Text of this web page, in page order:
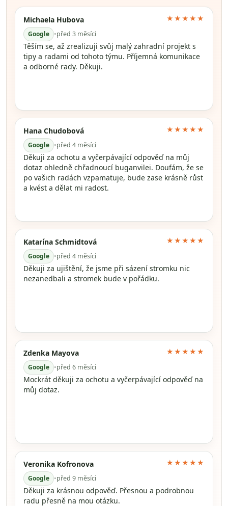
Michaela Hubova
Google •před 3 měsíci
★★★★★
Těším se, až zrealizuji svůj malý zahradní projekt s
tipy a radami od tohoto týmu. Příjemná komunikace
a odborné rady. Děkuji.
Hana Chudobová
Google •před 4 měsíci
★★★★★
Děkuji za ochotu a vyčerpávající odpověď na můj
dotaz ohledně chřadnoucí buganvilei. Doufám, že se
po vašich radách vzpamatuje, bude zase krásně růst
a kvést a dělat mi radost.
Katarína Schmidtová
Google •před 4 měsíci
★★★★★
Děkuji za ujištění, že jsme při sázení stromku nic
nezanedbali a stromek bude v pořádku.
Zdenka Mayova
Google •před 6 měsíci
★★★★★
Mockrát děkuji za ochotu a vyčerpávající odpověď na
můj dotaz.
Veronika Kofronova
Google •před 9 měsíci
★★★★★
Děkuji za krásnou odpověď. Přesnou a podrobnou
radu přesně na mou otázku.